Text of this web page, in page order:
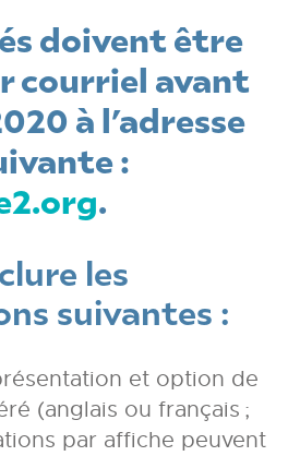
doivent être
courriel avant
à l’adresse
:
.
les
suivantes :
et option de
(anglais ou français ;
par affiche peuvent